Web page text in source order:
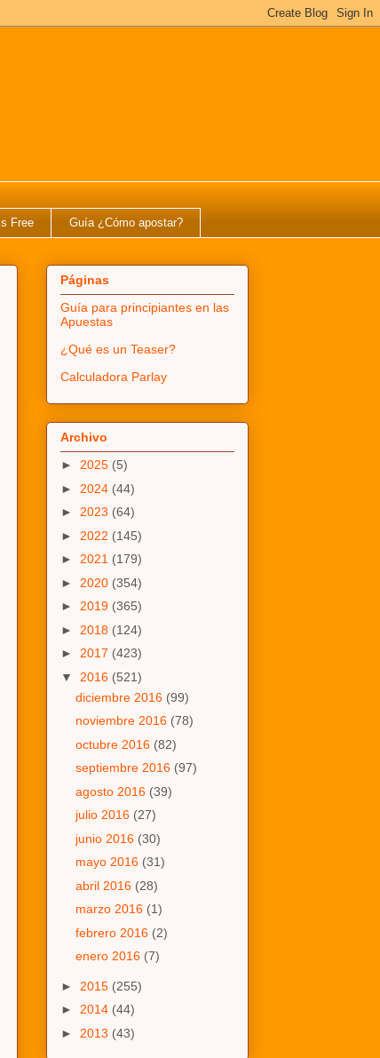
Free Guía ¿Cómo apostar?
Páginas
Guía para principiantes en las
Apuestas
¿Qué es un Teaser?
Calculadora Parlay
Archivo
► 2025 (5)
► 2024 (44)
► 2023 (64)
► 2022 (145)
► 2021 (179)
► 2020 (354)
► 2019 (365)
► 2018 (124)
► 2017 (423)
▼ 2016 (521)
diciembre 2016 (99)
noviembre 2016 (78)
octubre 2016 (82)
septiembre 2016 (97)
agosto 2016 (39)
julio 2016 (27)
junio 2016 (30)
mayo 2016 (31)
abril 2016 (28)
marzo 2016 (1)
febrero 2016 (2)
enero 2016 (7)
► 2015 (255)
► 2014 (44)
► 2013 (43)